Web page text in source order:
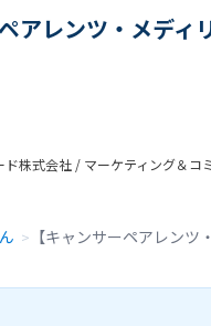
ペアレンツ・メデ
ド株式会社 / マーケティング＆コ
【キャンサーペアレン